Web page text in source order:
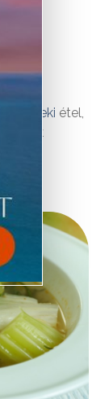
szigeteki étel,